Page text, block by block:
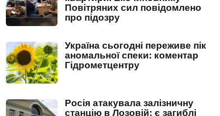
Повітряних сил повідомлено
про підозру
Україна сьогодні переживе пік
аномальної спеки: коментар
Гідрометцентру
Росія атакувала залізничну
станцію в Лозовій: є загиблі